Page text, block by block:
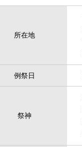
所在地
例祭日
祭神